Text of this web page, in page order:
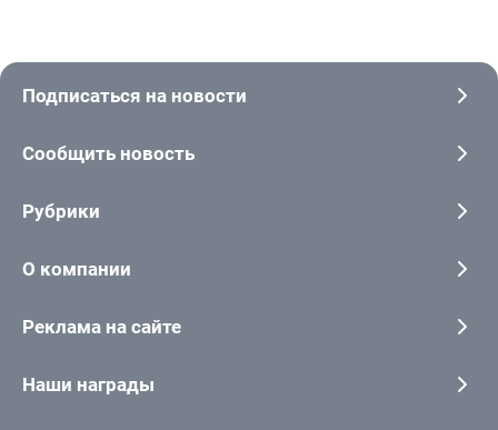
Подписаться на новости
Сообщить новость
Рубрики
О компании
Реклама на сайте
Наши награды